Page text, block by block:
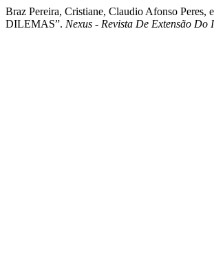
Braz Pereira, Cristiane, Claudio Afonso
DILEMAS”. Nexus - Revista De Extensão Do